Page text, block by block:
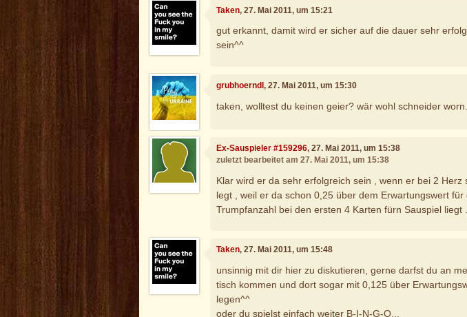
Taken, 27. Mai 2011, um 15:21
gut erkannt, damit wird er sicher auf die dauer sehr
sein^^
grubhoerndl, 27. Mai 2011, um 15:30
taken, wolltest du keinen geier? wär wohl schneider
Ex-Sauspieler #159296, 27. Mai 2011, um 15:38
zuletzt bearbeitet am 27. Mai 2011, um 15:38
Klar wird er da sehr erfolgreich sein , wenn er bei 2 Herz
legt , weil er da schon 0,25 über dem Erwartungswert für
Trumpfanzahl bei den ersten 4 Karten fürn Sauspiel liegt .
Taken, 27. Mai 2011, um 15:48
unsinnig mit dir hier zu diskutieren, gerne darfst du an
tisch kommen und dort sogar mit 0,125 über
legen^^
oder du spielst einfach weiter B-I-N-G-O...